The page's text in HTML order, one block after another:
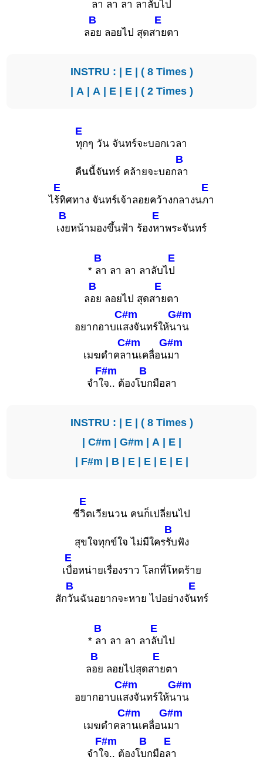
ลา ลา ลา ลาลับไป
ล
B
อย ลอยไป สุดส
E
ายตา
INSTRU : | E| ( 8 Times )
| A| A| E| E| ( 2 Times )
E
ทุกๆ วัน จันทร์จะบอกเวลา
คืนนี้จันทร์ คล้ายจะบอก
B
ลา
ไ
E
ร้ทิศทาง จันทร์เจ้าลอยคว้างกลางน
E
ภา
เ
B
งยหน้ามองขึ้นฟ้า ร้อง
E
หาพระจันทร์
*
B
ลา ลา ลา ลาลับไ
E
ป
ล
B
อย ลอยไป สุดส
E
ายตา
อยากอาบแ
C#m
สงจันทร์ให้น
G#m
าน
เมฆดำคล
C#m
านเคลื่อน
G#m
มา
จำใ
F#m
จ.. ต้องโ
B
บกมือลา
INSTRU : | E| ( 8 Times )
| C#m | G#m | A| E|
| F#m | B| E| E| E| E|
ชี
E
วิตเวียนวน คนก็เปลี่ยนไป
สุขใจทุกข์ใจ ไม่มีใคร
B
รับฟัง
เ
E
บื่อหน่ายเรื่องราว โลกที่โหดร้าย
สัก
B
วันฉันอยากจะหาย ไปอย่างจั
E
นทร์
*
B
ลา ลา ลา ลา
E
ลับไป
ล
B
อย ลอยไปสุดส
E
ายตา
อยากอาบแ
C#m
สงจันทร์ให้น
G#m
าน
เมฆดำคล
C#m
านเคลื่อน
G#m
มา
จำใ
F#m
จ.. ต้องโ
B
บกมือ
E
ลา